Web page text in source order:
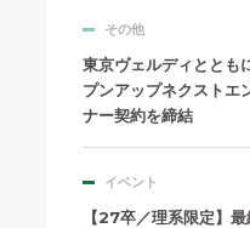
その他
東京ヴェルディとと
プンアップネクストエ
ナー契約を締結
イベント
【27卒／理系限定】